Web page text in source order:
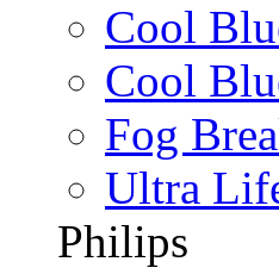
Cool
Cool
Fog
Ultra
Philips